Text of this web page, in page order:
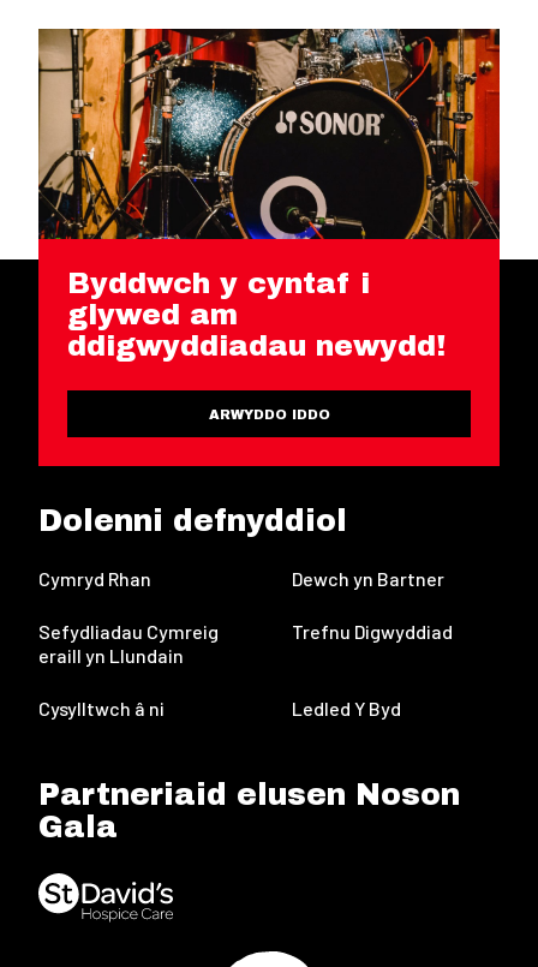
Byddwch y cyntaf i
glywed am
ddigwyddiadau newydd!
ARWYDDO IDDO
Dolenni defnyddiol
Cymryd Rhan Dewch yn Bartner
Sefydliadau Cymreig
eraill yn Llundain
Trefnu Digwyddiad
Cysylltwch â ni Ledled Y Byd
Partneriaid elusen Noson
Gala